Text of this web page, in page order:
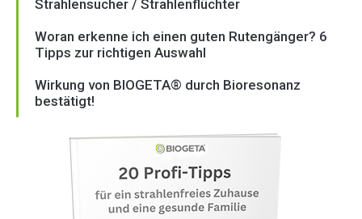
Strahlensucher / Strahlenflüchter
Woran erkenne ich einen guten Rutengänger? 6
Tipps zur richtigen Auswahl
Wirkung von BIOGETA® durch Bioresonanz
bestätigt!